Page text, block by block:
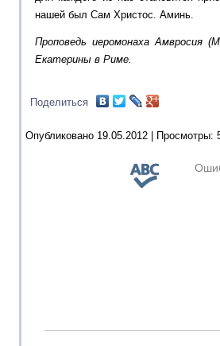
нашей был Сам Христос. Аминь.
Проповедь иеромонаха Амвросия
Екатерины в Риме.
Поделиться
Опубликовано 19.05.2012 | Просмотры: